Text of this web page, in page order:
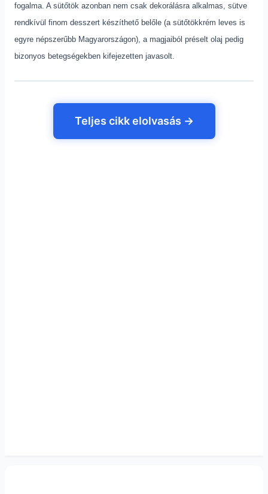
fogalma. A sütőtök azonban nem csak dekorálásra alkalmas, sütve
rendkívül finom desszert készíthető belőle (a sütőtökkrém leves is
egyre népszerűbb Magyarországon), a magjaiból préselt olaj pedig
bizonyos betegségekben kifejezetten javasolt.
Teljes cikk elolvasás →